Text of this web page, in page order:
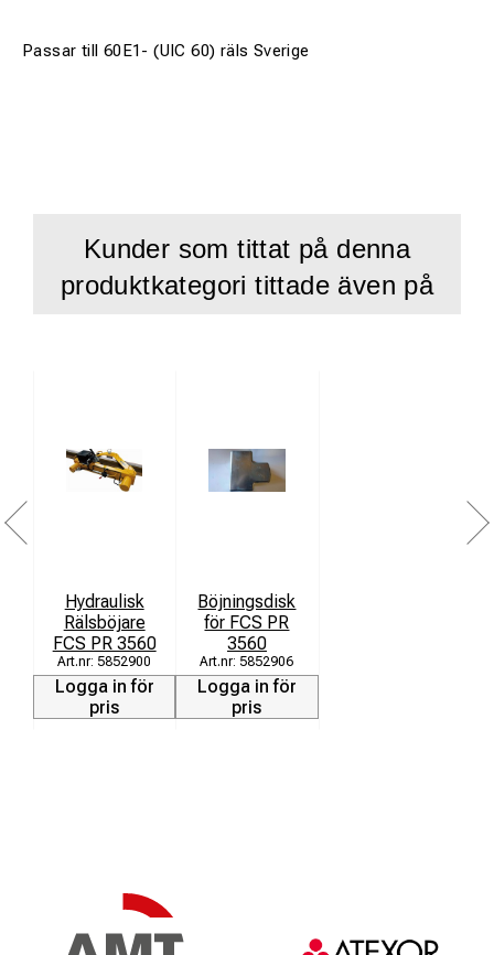
Passar till 60E1- (UIC 60) räls Sverige
Kunder som tittat på denna
produktkategori tittade även på
Hydraulisk
Rälsböjare
FCS PR 3560
5852900
Logga in för
pris
Böjningsdisk
för FCS PR
3560
5852906
Logga in för
pris